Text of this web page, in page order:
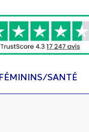
FÉMININS/SANTÉ